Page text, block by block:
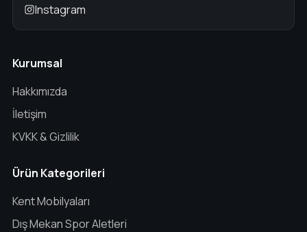
Instagram
Kurumsal
Hakkımızda
İletişim
KVKK & Gizlilik
Ürün Kategorileri
Kent Mobilyaları
Dış Mekan Spor Aletleri